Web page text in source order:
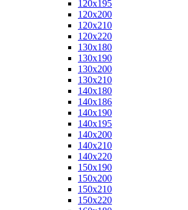
120x195
120x200
120x210
120x220
130x180
130x190
130x200
130x210
140x180
140x186
140x190
140x195
140x200
140x210
140x220
150x190
150x200
150x210
150x220